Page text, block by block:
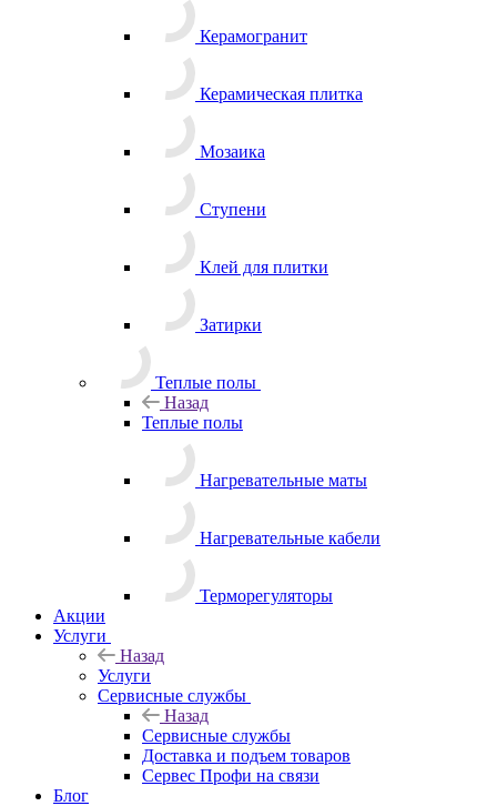
Теплые полы
Назад
Теплые полы
Нагревательные маты
Нагревательные кабели
Терморегуляторы
Сервисные службы
Назад
Сервисные службы
Доставка и подъем товаров
Сервес Профи на связи
Назад
Условия оплаты
Условия доставки
Гарантия на товар
Назад
Компания
О компании
Блог
Отзывы
Контакты
3D Дизайн
Контакты
Личный кабинет